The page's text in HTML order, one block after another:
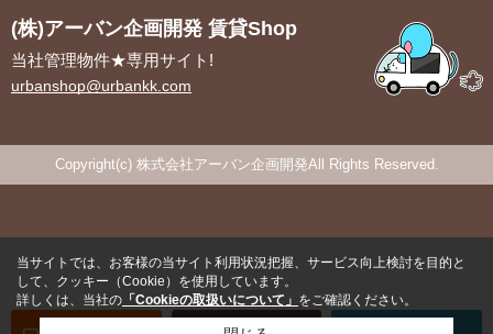
(株)アーバン企画開発 賃貸Shop
当社管理物件★専用サイト!
urbanshop@urbankk.com
Copyright(c) 株式会社アーバン企画開発All Rights Reserved.
当サイトでは、お客様の当サイト利用状況把握、サービス向上検討を目的と
して、クッキー（Cookie）を使用しています。
詳しくは、当社の 「Cookieの取扱いについて」 をご確認ください。